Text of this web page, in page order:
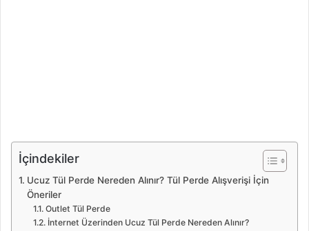
İçindekiler
Ucuz Tül Perde Nereden Alınır? Tül Perde Alışverişi İçin
Öneriler
Outlet Tül Perde
İnternet Üzerinden Ucuz Tül Perde Nereden Alınır?